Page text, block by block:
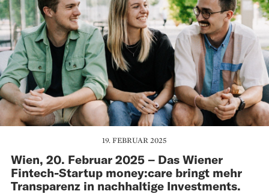
19. FEBRUAR 2025
Wien, 20. Februar 2025 – Das Wiener
Fintech-Startup money:care bringt mehr
Transparenz in nachhaltige Investments.